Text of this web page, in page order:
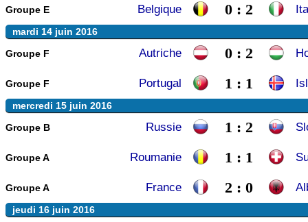
Groupe E Belgique 0 : 2
mardi 14 juin 2016
Groupe F
Autriche 0 : 2
Groupe F Portugal 1 : 1
mercredi 15 juin 2016
Groupe B
Russie 1 : 2
Groupe A Roumanie 1 : 1
Groupe A France 2 : 0
jeudi 16 juin 2016